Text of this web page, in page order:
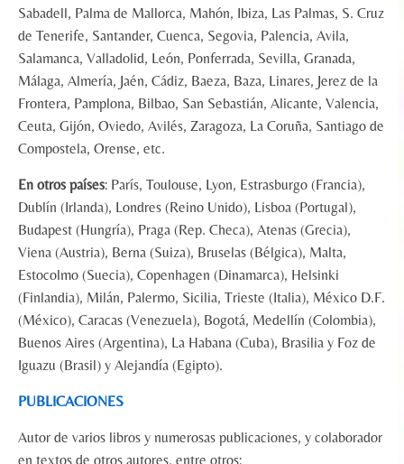
Sabadell, Palma de Mallorca, Mahón, Ibiza, Las Palmas, S. Cruz
de Tenerife, Santander, Cuenca, Segovia, Palencia, Avila,
Salamanca, Valladolid, León, Ponferrada, Sevilla, Granada,
Málaga, Almería, Jaén, Cádiz, Baeza, Baza, Linares, Jerez de la
Frontera, Pamplona, Bilbao, San Sebastián, Alicante, Valencia,
Ceuta, Gijón, Oviedo, Avilés, Zaragoza, La Coruña, Santiago de
Compostela, Orense, etc.
En otros países: París, Toulouse, Lyon, Estrasburgo (Francia),
Dublín (Irlanda), Londres (Reino Unido), Lisboa (Portugal),
Budapest (Hungría), Praga (Rep. Checa), Atenas (Grecia),
Viena (Austria), Berna (Suiza), Bruselas (Bélgica), Malta,
Estocolmo (Suecia), Copenhagen (Dinamarca), Helsinki
(Finlandia), Milán, Palermo, Sicilia, Trieste (Italia), México D.F.
(México), Caracas (Venezuela), Bogotá, Medellín (Colombia),
Buenos Aires (Argentina), La Habana (Cuba), Brasilia y Foz de
Iguazu (Brasil) y Alejandía (Egipto).
PUBLICACIONES
Autor de varios libros y numerosas publicaciones, y colaborador
en textos de otros autores, entre otros: